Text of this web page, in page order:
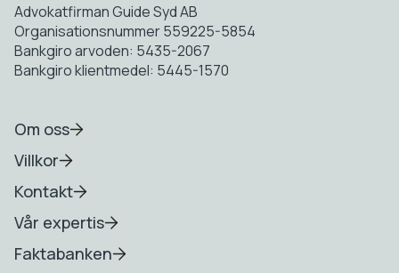
Advokatfirman Guide Syd AB
Organisationsnummer 559225-5854
Bankgiro arvoden: 5435-2067
Bankgiro klientmedel: 5445-1570
Om oss
Villkor
Kontakt
Vår expertis
Faktabanken